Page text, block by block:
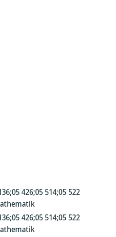
426;05 514;05 522
426;05 514;05 522